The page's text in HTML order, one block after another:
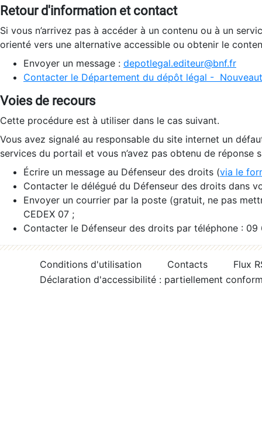
Retour d'information et contact
Si vous n’arrivez pas à accéder à un contenu ou à un
orienté vers une alternative accessible ou obtenir le
Envoyer un message : depotlegal.editeur@bnf.fr
Contacter le Département du dépôt légal -
Voies de recours
Cette procédure est à utiliser dans le cas suivant.
Vous avez signalé au responsable du site internet un
services du portail et vous n’avez pas obtenu de réponse
Écrire un message au Défenseur des droits (via le
Contacter le délégué du Défenseur des droits dans
Envoyer un courrier par la poste (gratuit, ne pas
CEDEX 07 ;
Contacter le Défenseur des droits par téléphone :
Conditions d'utilisation Contacts
Flux
Déclaration d'accessibilité : partiellement